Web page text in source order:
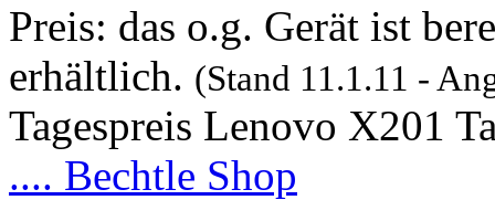
Preis: das o.g. Gerät ist
erhältlich. (Stand 11.1.11 -
Tagespreis Lenovo X201
.... Bechtle Shop